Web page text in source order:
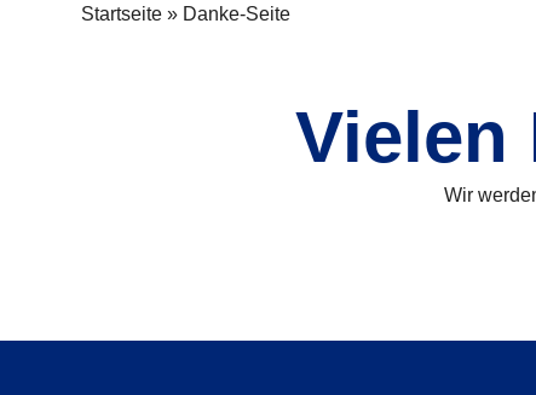
Startseite » Danke-Seite
Vielen
Wir